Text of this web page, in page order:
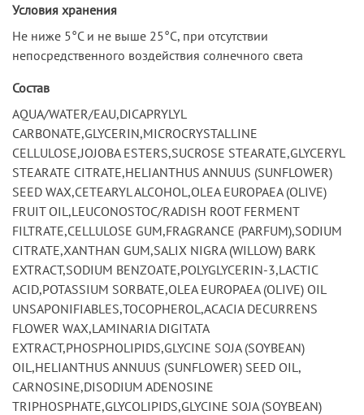
Условия хранения
Не ниже 5°С и не выше 25°С, при отсутствии
непосредственного воздействия солнечного света
Состав
AQUA/WATER/EAU,DICAPRYLYL
CARBONATE,GLYCERIN,MICROCRYSTALLINE
CELLULOSE,JOJOBA ESTERS,SUCROSE STEARATE,GLYCERYL
STEARATE CITRATE,HELIANTHUS ANNUUS (SUNFLOWER)
SEED WAX,CETEARYL ALCOHOL,OLEA EUROPAEA (OLIVE)
FRUIT OIL,LEUCONOSTOC/RADISH ROOT FERMENT
FILTRATE,CELLULOSE GUM,FRAGRANCE (PARFUM),SODIUM
CITRATE,XANTHAN GUM,SALIX NIGRA (WILLOW) BARK
EXTRACT,SODIUM BENZOATE,POLYGLYCERIN-3,LACTIC
ACID,POTASSIUM SORBATE,OLEA EUROPAEA (OLIVE) OIL
UNSAPONIFIABLES,TOCOPHEROL,ACACIA DECURRENS
FLOWER WAX,LAMINARIA DIGITATA
EXTRACT,PHOSPHOLIPIDS,GLYCINE SOJA (SOYBEAN)
OIL,HELIANTHUS ANNUUS (SUNFLOWER) SEED OIL,
CARNOSINE,DISODIUM ADENOSINE
TRIPHOSPHATE,GLYCOLIPIDS,GLYCINE SOJA (SOYBEAN)